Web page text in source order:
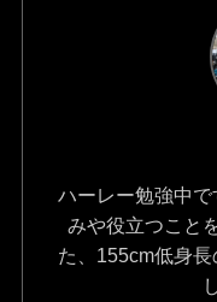
ハーレー勉強中
みや役立つこと
た、155cm低身